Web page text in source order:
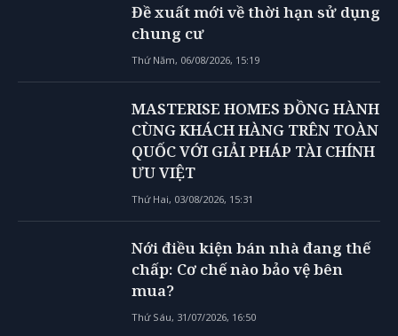
Đề xuất mới về thời hạn sử dụng
chung cư
Thứ Năm, 06/08/2026, 15:19
MASTERISE HOMES ĐỒNG HÀNH
CÙNG KHÁCH HÀNG TRÊN TOÀN
QUỐC VỚI GIẢI PHÁP TÀI CHÍNH
ƯU VIỆT
Thứ Hai, 03/08/2026, 15:31
Nới điều kiện bán nhà đang thế
chấp: Cơ chế nào bảo vệ bên
mua?
Thứ Sáu, 31/07/2026, 16:50